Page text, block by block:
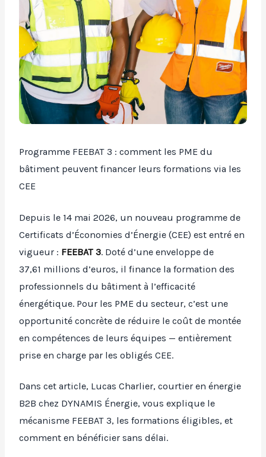
Programme FEEBAT 3 : comment les PME du
bâtiment peuvent financer leurs formations via les
CEE
Depuis le 14 mai 2026, un nouveau programme de
Certificats d’Économies d’Énergie (CEE) est entré en
vigueur : FEEBAT 3. Doté d’une enveloppe de
37,61 millions d’euros, il finance la formation des
professionnels du bâtiment à l’efficacité
énergétique. Pour les PME du secteur, c’est une
opportunité concrète de réduire le coût de montée
en compétences de leurs équipes — entièrement
prise en charge par les obligés CEE.
Dans cet article, Lucas Charlier, courtier en énergie
B2B chez DYNAMIS Énergie, vous explique le
mécanisme FEEBAT 3, les formations éligibles, et
comment en bénéficier sans délai.